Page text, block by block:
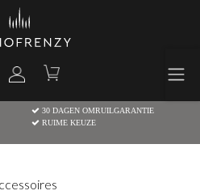
30 DAGEN OMRUILGARANTIE
RUIME KEUZE